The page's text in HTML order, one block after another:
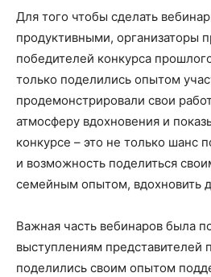
Для того чтобы сделать
продуктивными, организаторы
победителей конкурса
только поделились опытом
продемонстрировали свои
атмосферу вдохновения и
конкурсе – это не только шанс
и возможность поделиться
семейным опытом, вдохновить
Важная часть вебинаров была
выступлениям
поделились своим опытом